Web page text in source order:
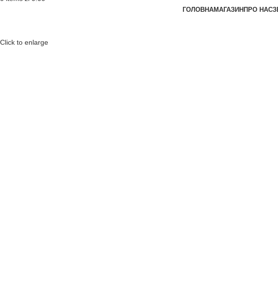
ГОЛОВНАМАГАЗИН ПРО НАС
Click to enlarge